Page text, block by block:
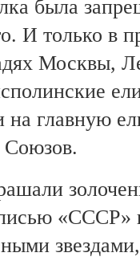
была
И только в
Москвы,
на главную
«СССР»